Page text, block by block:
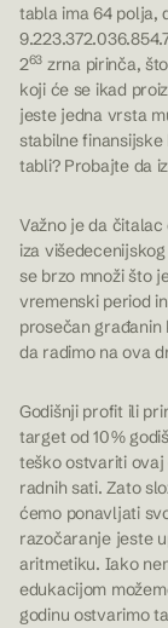
tabla ima 64 polja,
263 zrna pirinča,
koji će se ikad
jeste jedna vrsta
stabilne
tabli? Probajte da
Važno je da
iza
se brzo množi što
vremenski period
prosečan
da radimo na ova
Godišnji profit ili
target od 10%
teško ostvariti ovaj
radnih sati. Zato
ćemo ponavljati
razočaranje jeste
aritmetiku. Iako
edukacijom
godinu ostvarimo